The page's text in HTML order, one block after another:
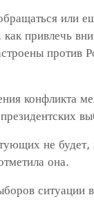
или
привлечь
против
конфликта
не
она.
ситуации